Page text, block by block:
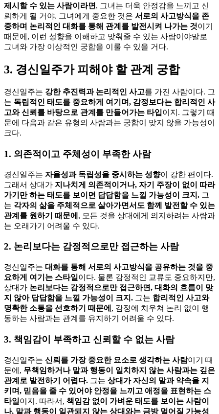
제시할 수 있는 사람이라면 , 그녀는 더욱 안정감을 느끼고 신
뢰하게 될 거야. 그녀에게 중요한 것은 서로의 사고방식을 존
중하며 논리적인 대화를 통해 관계를 발전시켜 나가는 것이기
때문에, 이런 성향을 이해하고 맞춰줄 수 있는 사람이야말로
그녀와 가장 이상적인 궁합을 이룰 수 있을 거다.
3. 경신일주가 피해야 할 관계 궁합
경신일주는 강한 추진력과 논리적인 사고를 가진 사람이다. 그
는 독립적인 태도를 중요하게 여기며, 감정보다는 합리적인 사
고와 신뢰를 바탕으로 관계를 만들어가는 타입이지. 그렇기 때
문에 다음과 같은 유형의 사람과는 궁합이 맞지 않을 가능성이
크다.
1. 의존적이고 주체성이 부족한 사람
경신일주는 자율성과 독립성을 중시하는 성향이 강한 편이다.
그래서 상대가 지나치게 의존적이거나, 자기 주장이 없이 따라
가기만 하는 태도를 보이면 답답함을 느낄 가능성이 크지. 그
는 각자의 삶을 주체적으로 살아가면서도 함께 발전할 수 있는
관계를 원하기 때문에 , 모든 것을 상대에게 의지하려는 사람과
는 오래가기 어려울 수 있다.
2. 논리보다는 감정적으로만 접근하는 사람
경신일주는 대화를 통해 서로의 사고방식을 공유하는 것을 중
요하게 여기는 스타일 이다. 물론 감정적인 교류도 중요하지만,
상대가 논리보다는 감정적으로만 접근하면, 대화의 흐름이 맞
지 않아 답답함을 느낄 가능성이 크지. 그는 합리적인 사고와
명확한 소통을 선호하기 때문에 , 감정에 치우쳐 논리 없이 행
동하는 사람과는 관계를 유지하기 어려울 수 있다.
3. 책임감이 부족하고 신뢰할 수 없는 사람
경신일주는 신뢰를 가장 중요한 요소로 생각하는 사람이기 때
문에, 무책임하거나 말과 행동이 일치하지 않는 사람과는 깊은
관계로 발전하기 어렵다. 그는 상대가 자신의 말과 약속을 지
키며, 믿음을 줄 수 있어야 안정을 느끼고 애정을 표현하는 스
타일 이지. 따라서, 책임감 없이 가벼운 태도를 보이는 사람이
나, 말과 행동이 일관되지 않는 상대와는 금방 멀어질 가능성